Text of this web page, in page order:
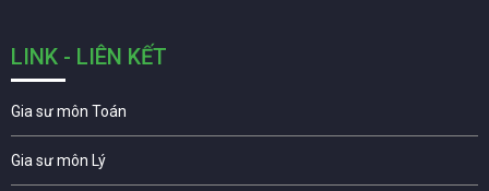
LINK - LIÊN KẾT
Gia sư môn Toán
Gia sư môn Lý